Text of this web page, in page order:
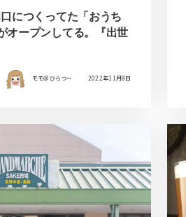
につくってた「おうち
オープンしてる。『出世
モモ＠ひらつー 2022年11月8日